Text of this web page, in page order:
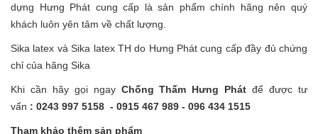
dựng Hưng Phát cung cấp là sản phẩm chính hãng nên quý
khách luôn yên tâm về chất lượng.
Sika latex và Sika latex TH do Hưng Phát cung cấp đầy đủ chứng
chỉ của hãng Sika
Khi cần hãy gọi ngay Chống Thấm Hưng Phátđể được tư
vấn : 0243 997 5158 - 0915 467 989 - 096 434 1515
Tham khảo thêm sản phẩm